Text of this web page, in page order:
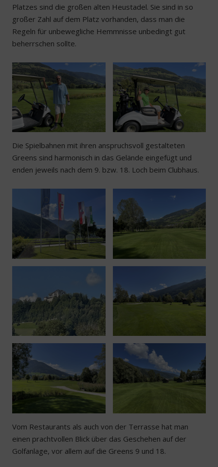
Platzes sind die großen alten Heustadel. Sie sind in so
großer Zahl auf dem Platz vorhanden, dass man die
Regeln für unbewegliche Hemmnisse unbedingt gut
beherrschen sollte.
Die Spielbahnen mit ihren anspruchsvoll gestalteten
Greens sind harmonisch in das Gelände eingefügt und
enden jeweils nach dem 9. bzw. 18. Loch beim Clubhaus.
Vom Restaurants als auch von der Terrasse hat man
einen prachtvollen Blick über das Geschehen auf der
Golfanlage, vor allem auf die Greens 9 und 18.